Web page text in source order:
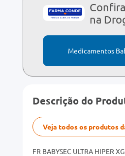
na
Medicamentos
Descrição do
Veja todos os produtos
FR BABYSEC ULTRA HIPER XG